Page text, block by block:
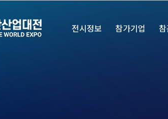
전시정보 참가기업 참